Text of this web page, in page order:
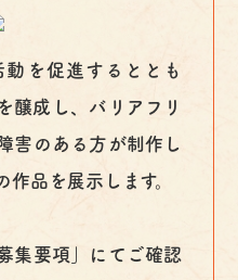
を促進するととも
醸成し、バリアフリ
害のある方が制作し
品を展示します。
集要項」にてご確認